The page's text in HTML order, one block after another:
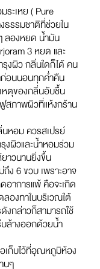
ะเหย ( Pure
ธรรมชาติที่ช่วยใน
ลองหยด น้ำมัน
3 หยด และ
งผิว กลิ่นใดก็ได้ คน
าก่อนนอนทุกค่ำคืน
หตุของกลิ่นอับชื้น
สภาพผิวที่แห้งกร้าน
หอม ควรสเปรย์
งผิวและน้ำหอมร่วม
าวนานยิ่งขึ้น
ถึง 6 ขวบ เพราะอาจ
อาการแพ้ คือจะเกิด
องทาในบริเวณใต้
งกล่าวก็สามารถใช้
ล้างออกด้วยน้ำ
เก็บไว้ที่อุณหภูมิห้อง
นๆ